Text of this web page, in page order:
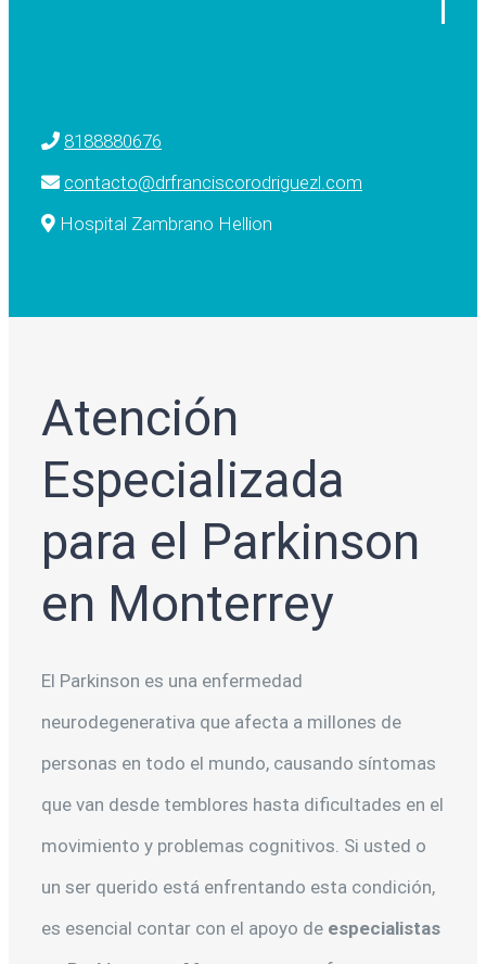
8188880676
contacto@drfranciscorodriguezl.com
Hospital Zambrano Hellion
Atención
Especializada
para el Parkinson
en Monterrey
El Parkinson es una enfermedad
neurodegenerativa que afecta a millones de
personas en todo el mundo, causando síntomas
que van desde temblores hasta dificultades en el
movimiento y problemas cognitivos. Si usted o
un ser querido está enfrentando esta condición,
es esencial contar con el apoyo de especialistas